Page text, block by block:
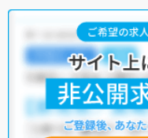
那珂川市の作業療法士求人で
積極採用中・残業少なめ
・病院・介護福祉施設
他の条件でも人気の求人がご
いただくか、お気軽にお問い
全国の作業療法士求人から検